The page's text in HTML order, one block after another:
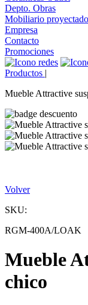
Depto. Obras
Mobiliario proyectado
Empresa
Contacto
Promociones
Productos |
Mueble Attractive
Volver
SKU:
RGM-400A/LOAK
Mueble
chico